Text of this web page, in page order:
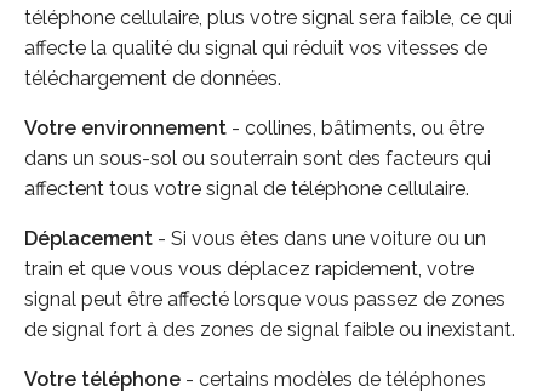
téléphone cellulaire, plus votre signal sera faible, ce qui
affecte la qualité du signal qui réduit vos vitesses de
téléchargement de données.
Votre environnement - collines, bâtiments, ou être
dans un sous-sol ou souterrain sont des facteurs qui
affectent tous votre signal de téléphone cellulaire.
Déplacement - Si vous êtes dans une voiture ou un
train et que vous vous déplacez rapidement, votre
signal peut être affecté lorsque vous passez de zones
de signal fort à des zones de signal faible ou inexistant.
Votre téléphone - certains modèles de téléphones